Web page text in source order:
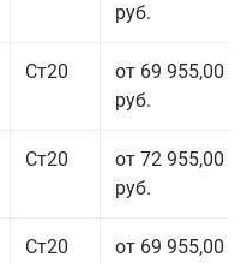
руб.
Ст20
от 69 955,00
руб.
Ст20
от 72 955,00
руб.
Ст20
от 69 955,00